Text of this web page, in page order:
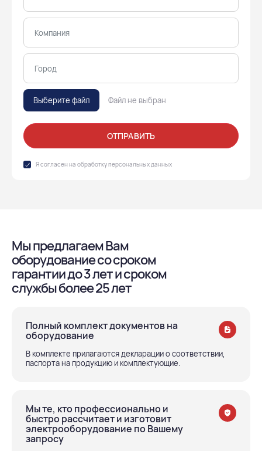
Выберите файл Файл не выбран
ОТПРАВИТЬ
Я согласен на обработкуперсональных данных
Мы предлагаем Вам
оборудование со сроком
гарантии до 3 лет и сроком
службы более 25 лет
Полный комплект документов на
оборудование
В комплекте прилагаются декларации о соответствии,
паспорта на продукцию и комплектующие.
Мы те, кто профессионально и
быстро рассчитает и изготовит
электрооборудование по Вашему
запросу